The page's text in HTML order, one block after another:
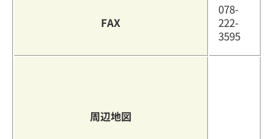
FAX
078-
222-
3595
周辺地図